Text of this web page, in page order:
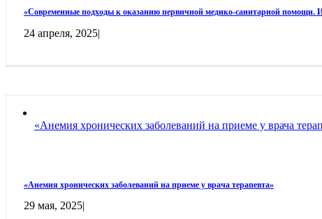
«Современные подходы к оказанию первичной медико-санитарной помощи.
24 апреля, 2025|
«Анемия хронических заболеваний на приеме у врача
«Анемия хронических заболеваний на приеме у врача терапевта»
29 мая, 2025|